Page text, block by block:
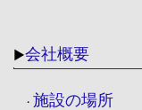
▶会社概要
・ 施設の場所